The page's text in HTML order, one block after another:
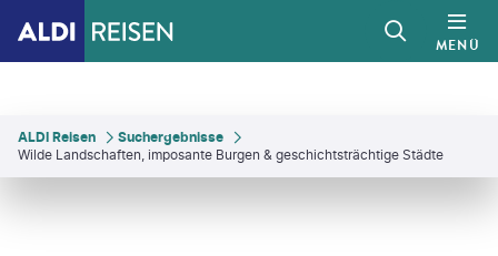
MENÜ
ALDI Reisen
Suchergebnisse
Wilde Landschaften, imposante Burgen & geschichtsträchtige Städte